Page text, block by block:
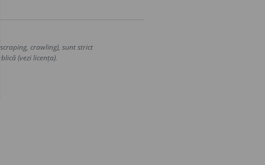
crawling), sunt strict
(vezi licența).